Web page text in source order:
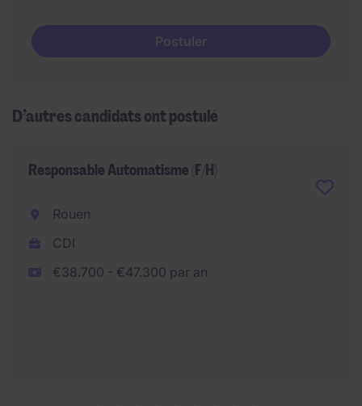
Postuler
D’autres candidats ont postulé
Responsable Automatisme (F/H)
Rouen
CDI
€38.700 - €47.300 par an